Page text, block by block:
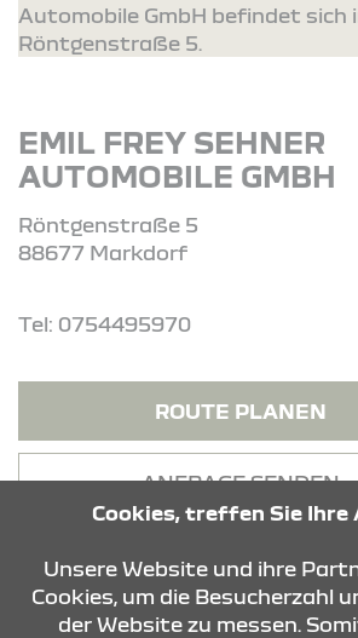
Automobile GmbH befindet sich
Röntgenstraße 5.
EMIL FREY SEHNER
AUTOMOBILE GMBH
Röntgenstraße 5
88677 Markdorf
Tel: 0754495970
ROUTE PLANEN
ANFRAGE SENDEN
Cookies, treffen Sie Ihre
Unsere Website und ihre
Cookies, um die Besucherzahl
der Website zu messen.